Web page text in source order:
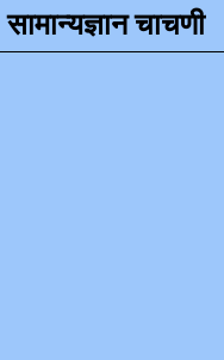
सामान्यज्ञान चाचणी